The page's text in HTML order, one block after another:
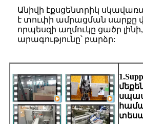
Անիվի էքսցենտրիկ
է տուփի ամրացման սարքը
որպեսզի աղմուկը ցածր
արագությունը՝ բարձր: